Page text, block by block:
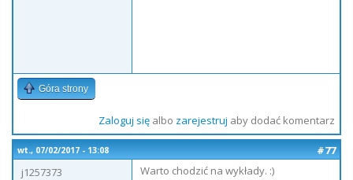
Góra strony
Zaloguj sięalbo zarejestruj aby dodać komentarz
wt., 07/02/2017 - 13:08
#77
j1257373
Warto chodzić na wykłady. :)